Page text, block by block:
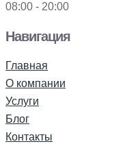
08:00 - 20:00
Навигация
Главная
О компании
Услуги
Блог
Контакты